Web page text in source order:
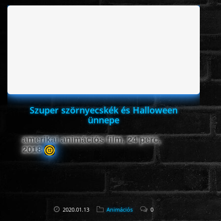
Szuper szörnyecskék és Halloween
ünnepe
amerikai animációs film, 24 perc,
2018
2020.01.13 Animációs 0